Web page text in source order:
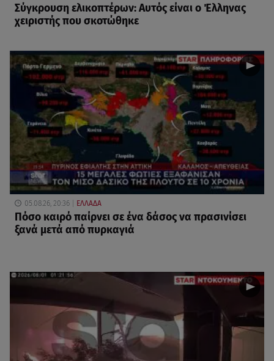
Σύγκρουση ελικοπτέρων: Αυτός είναι ο Έλληνας
χειριστής που σκοτώθηκε
05.08.26, 20:36 ΕΛΛΑΔΑ
Πόσο καιρό παίρνει σε ένα δάσος να πρασινίσει
ξανά μετά από πυρκαγιά